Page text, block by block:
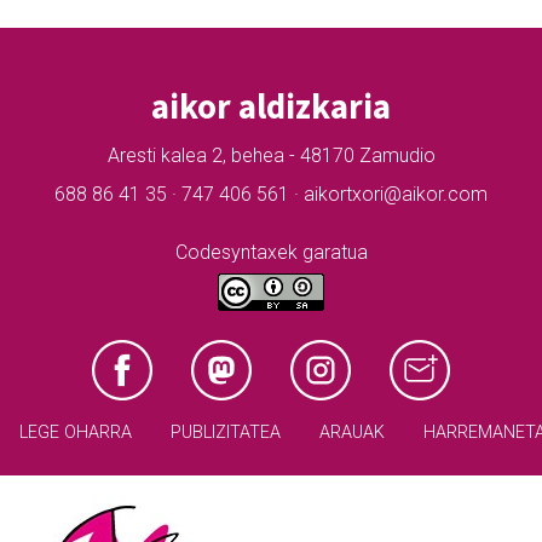
aikor aldizkaria
Aresti kalea 2, behea - 48170 Zamudio
688 86 41 35 · 747 406 561 · aikortxori@aikor.com
Codesyntaxek garatua
LEGE OHARRA PUBLIZITATEA ARAUAK